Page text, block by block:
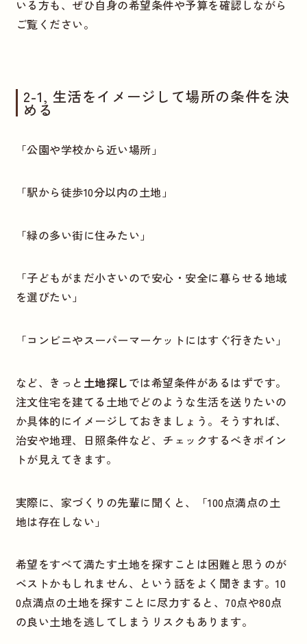
いる方も、ぜひ自身の希望条件や予算を確認しながら
ご覧ください。
2-1, 生活をイメージして場所の条件を決
める
「公園や学校から近い場所」
「駅から徒歩10分以内の土地」
「緑の多い街に住みたい」
「子どもがまだ小さいので安心・安全に暮らせる地域
を選びたい」
「コンビニやスーパーマーケットにはすぐ行きたい」
など、きっと 土地探しでは希望条件があるはずです。
注文住宅を建てる土地でどのような生活を送りたいの
か具体的にイメージしておきましょう。そうすれば、
治安や地理、日照条件など、チェックするべきポイン
トが見えてきます。
実際に、家づくりの先輩に聞くと、「100点満点の土
地は存在しない」
希望をすべて満たす土地を探すことは困難と思うのが
ベストかもしれません、という話をよく聞きます。10
0点満点の土地を探すことに尽力すると、70点や80点
の良い土地を逃してしまうリスクもあります。